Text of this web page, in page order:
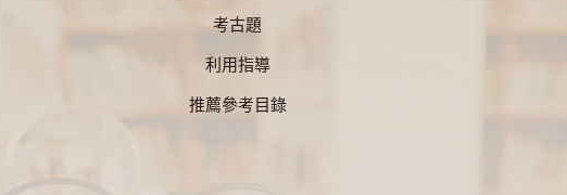
考古題
利用指導
推薦參考目錄